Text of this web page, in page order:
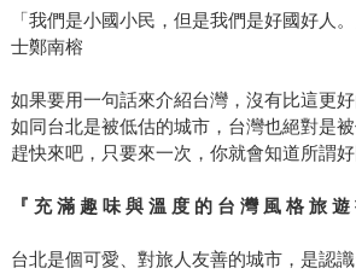
「我們是小國小民，但是我們是好國好人
士鄭南榕
如果要用一句話來介紹台灣，沒有比這更好
如同台北是被低估的城市，台灣也絕對是被
趕快來吧，只要來一次，你就會知道所謂好
『 充 滿 趣 味 與 溫 度 的 台 灣 風 格 旅 遊
台北是個可愛、對旅人友善的城市，是認識